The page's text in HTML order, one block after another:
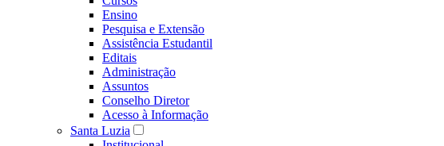
Ensino
Pesquisa e Extensão
Assistência Estudantil
Editais
Administração
Assuntos
Conselho Diretor
Acesso à Informação
Santa Luzia